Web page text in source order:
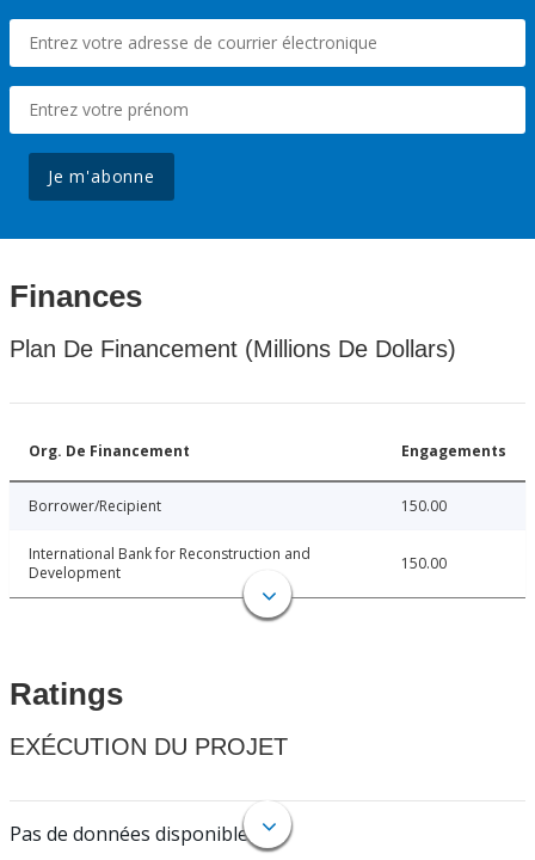
Je m'abonne
Finances
Plan De Financement (Millions De Dollars)
Org. De Financement Engagements
Borrower/Recipient 150.00
International Bank for Reconstruction and
Development
150.00
Ratings
EXÉCUTION DU PROJET
Pas de données disponibles.